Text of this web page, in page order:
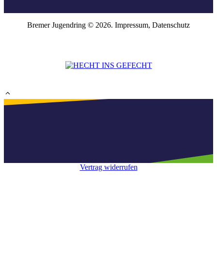
Bremer Jugendring © 2026. Impressum, Datenschutz
Vertrag widerrufen